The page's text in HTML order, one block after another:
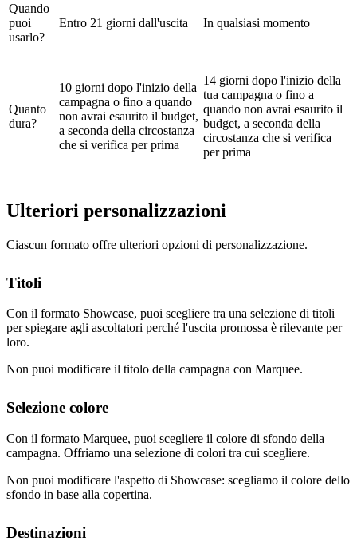
Quando
puoi
usarlo?
Entro 21 giorni dall'uscita In qualsiasi momento
Quanto
dura?
10 giorni dopo l'inizio della
campagna o fino a quando
non avrai esaurito il budget,
a seconda della circostanza
che si verifica per prima
14 giorni dopo l'inizio della
tua campagna o fino a
quando non avrai esaurito il
budget, a seconda della
circostanza che si verifica
per prima
Ulteriori personalizzazioni
Ciascun formato offre ulteriori opzioni di personalizzazione.
Titoli
Con il formato Showcase, puoi scegliere tra una selezione di titoli
per spiegare agli ascoltatori perché l'uscita promossa è rilevante per
loro.
Non puoi modificare il titolo della campagna con Marquee.
Selezione colore
Con il formato Marquee, puoi scegliere il colore di sfondo della
campagna. Offriamo una selezione di colori tra cui scegliere.
Non puoi modificare l'aspetto di Showcase: scegliamo il colore dello
sfondo in base alla copertina.
Destinazioni